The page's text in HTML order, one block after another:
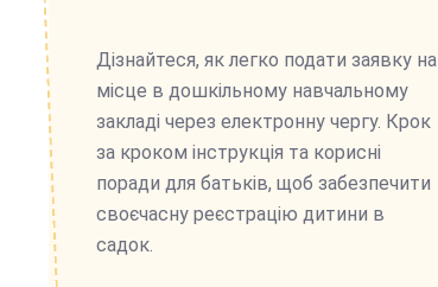
Дізнайтеся, як легко подати заявку на
місце в дошкільному навчальному
закладі через електронну чергу. Крок
за кроком інструкція та корисні
поради для батьків, щоб забезпечити
своєчасну реєстрацію дитини в
садок.